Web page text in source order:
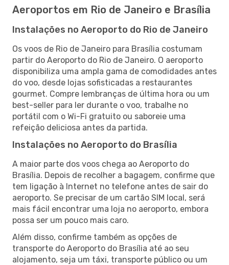
Aeroportos em Rio de Janeiro e Brasília
Instalações no Aeroporto do Rio de Janeiro
Os voos de Rio de Janeiro para Brasília costumam
partir do Aeroporto do Rio de Janeiro. O aeroporto
disponibiliza uma ampla gama de comodidades antes
do voo, desde lojas sofisticadas a restaurantes
gourmet. Compre lembranças de última hora ou um
best-seller para ler durante o voo, trabalhe no
portátil com o Wi-Fi gratuito ou saboreie uma
refeição deliciosa antes da partida.
Instalações no Aeroporto do Brasília
A maior parte dos voos chega ao Aeroporto do
Brasília. Depois de recolher a bagagem, confirme que
tem ligação à Internet no telefone antes de sair do
aeroporto. Se precisar de um cartão SIM local, será
mais fácil encontrar uma loja no aeroporto, embora
possa ser um pouco mais caro.
Além disso, confirme também as opções de
transporte do Aeroporto do Brasília até ao seu
alojamento, seja um táxi, transporte público ou um